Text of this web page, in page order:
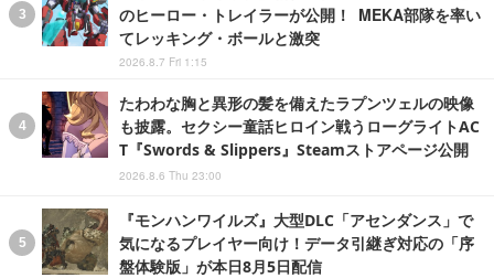
のヒーロー・トレイラーが公開！ MEKA部隊を率い
てレッキング・ボールと激突
2026.8.7 Fri 1:15
たわわな胸と異形の髪を備えたラプンツェルの映像
も披露。セクシー童話ヒロイン戦うローグライトAC
T『Swords & Slippers』Steamストアページ公開
2026.8.6 Thu 23:00
『モンハンワイルズ』大型DLC「アセンダンス」で
気になるプレイヤー向け！データ引継ぎ対応の「序
盤体験版」が本日8月5日配信